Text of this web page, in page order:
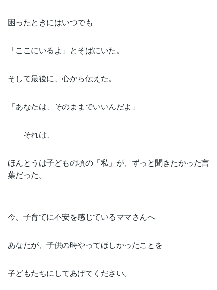
困ったときにはいつでも
「ここにいるよ」とそばにいた。
そして最後に、心から伝えた。
「あなたは、そのままでいいんだよ」
……それは、
ほんとうは子どもの頃の「私」が、ずっと聞きたかった言
葉だった。
今、子育てに不安を感じているママさんへ
あなたが、子供の時やってほしかったことを
子どもたちにしてあげてください。